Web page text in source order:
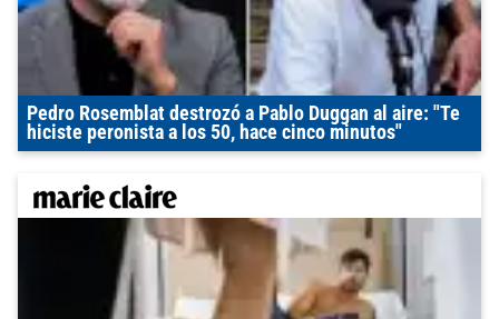
Pedro Rosemblat destrozó a Pablo Duggan al aire: "Te
hiciste peronista a los 50, hace cinco minutos"